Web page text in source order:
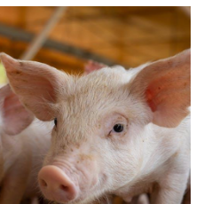
este alimentația în primele 24
și de igienă după